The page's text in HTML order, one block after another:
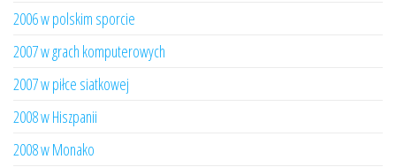
2006 w polskim sporcie
2007 w grach komputerowych
2007 w piłce siatkowej
2008 w Hiszpanii
2008 w Monako